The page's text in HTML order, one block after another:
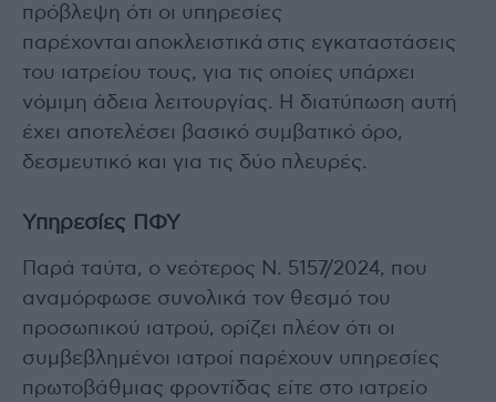
πρόβλεψη ότι οι υπηρεσίες
παρέχονται αποκλειστικά στις εγκαταστάσεις
του ιατρείου τους, για τις οποίες υπάρχει
νόμιμη άδεια λειτουργίας. Η διατύπωση αυτή
έχει αποτελέσει βασικό συμβατικό όρο,
δεσμευτικό και για τις δύο πλευρές.
Υπηρεσίες ΠΦΥ
Παρά ταύτα, ο νεότερος Ν. 5157/2024, που
αναμόρφωσε συνολικά τον θεσμό του
προσωπικού ιατρού, ορίζει πλέον ότι οι
συμβεβλημένοι ιατροί παρέχουν υπηρεσίες
πρωτοβάθμιας φροντίδας είτε στο ιατρείο